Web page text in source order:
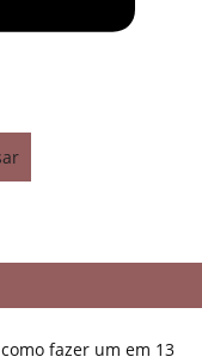
fazer um em 13